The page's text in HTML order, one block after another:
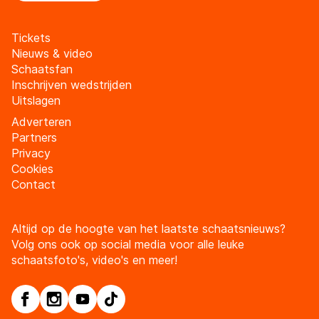
Tickets
Nieuws & video
Schaatsfan
Inschrijven wedstrijden
Uitslagen
Adverteren
Partners
Privacy
Cookies
Contact
Altijd op de hoogte van het laatste schaatsnieuws?
Volg ons ook op social media voor alle leuke
schaatsfoto's, video's en meer!